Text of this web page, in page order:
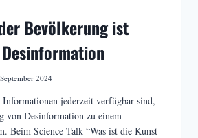
Bevölkerung ist
2024
jederzeit verfügbar sind,
von Desinformation zu einem
Beim Science Talk “Was ist die Kunst